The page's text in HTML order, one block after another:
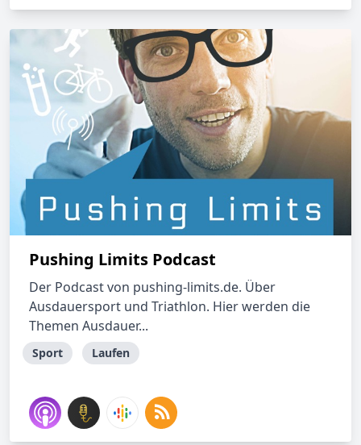
Pushing Limits Podcast
Der Podcast von pushing-limits.de. Über
Ausdauersport und Triathlon. Hier werden die
Themen Ausdauer...
Sport Laufen